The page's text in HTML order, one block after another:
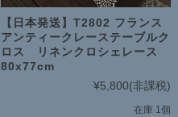
【日本発送】T2802 フランス
アンティークレーステーブルク
ロス リネンクロシェレース
80x77cm
¥5,800(非課税)
在庫 1個